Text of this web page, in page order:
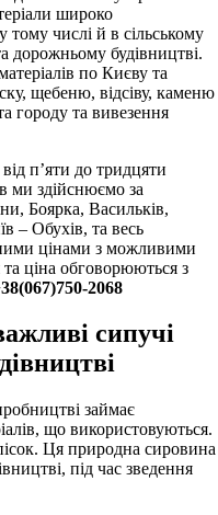
широко
тому числі й в сільському
дорожньому будівництві.
по Києву та
щебеню, відсіву, каменю
городу та вивезення
п’яти до тридцяти
ми здійснюємо за
Боярка, Васильків,
– Обухів, та весь
цінами з можливими
ціна обговорюються з
2068
сипучі
займає
що використовуються.
Ця природна сировина
під час зведення